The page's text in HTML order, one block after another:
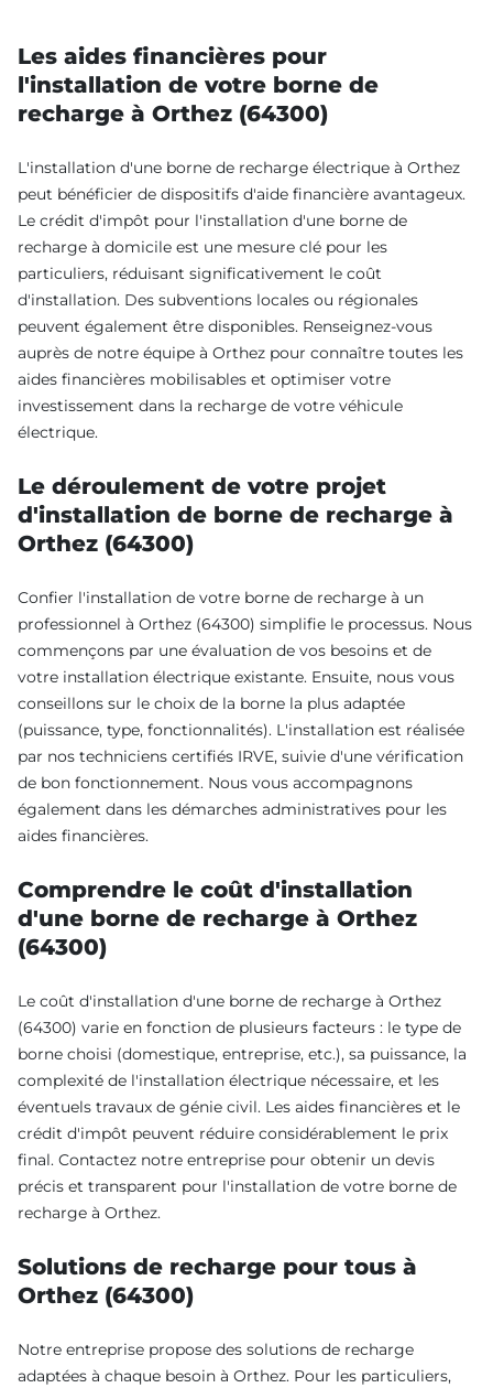
Les aides financières pour
l'installation de votre borne de
recharge à Orthez (64300)
L'installation d'une borne de recharge électrique à Orthez
peut bénéficier de dispositifs d'aide financière avantageux.
Le crédit d'impôt pour l'installation d'une borne de
recharge à domicile est une mesure clé pour les
particuliers, réduisant significativement le coût
d'installation. Des subventions locales ou régionales
peuvent également être disponibles. Renseignez-vous
auprès de notre équipe à Orthez pour connaître toutes les
aides financières mobilisables et optimiser votre
investissement dans la recharge de votre véhicule
électrique.
Le déroulement de votre projet
d'installation de borne de recharge à
Orthez (64300)
Confier l'installation de votre borne de recharge à un
professionnel à Orthez (64300) simplifie le processus. Nous
commençons par une évaluation de vos besoins et de
votre installation électrique existante. Ensuite, nous vous
conseillons sur le choix de la borne la plus adaptée
(puissance, type, fonctionnalités). L'installation est réalisée
par nos techniciens certifiés IRVE, suivie d'une vérification
de bon fonctionnement. Nous vous accompagnons
également dans les démarches administratives pour les
aides financières.
Comprendre le coût d'installation
d'une borne de recharge à Orthez
(64300)
Le coût d'installation d'une borne de recharge à Orthez
(64300) varie en fonction de plusieurs facteurs : le type de
borne choisi (domestique, entreprise, etc.), sa puissance, la
complexité de l'installation électrique nécessaire, et les
éventuels travaux de génie civil. Les aides financières et le
crédit d'impôt peuvent réduire considérablement le prix
final. Contactez notre entreprise pour obtenir un devis
précis et transparent pour l'installation de votre borne de
recharge à Orthez.
Solutions de recharge pour tous à
Orthez (64300)
Notre entreprise propose des solutions de recharge
adaptées à chaque besoin à Orthez. Pour les particuliers,